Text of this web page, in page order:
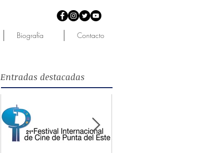
Biografía Contacto
Entradas destacadas